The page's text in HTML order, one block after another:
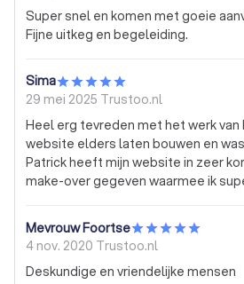
Super snel en komen met goeie
Fijne uitkeg en begeleiding.
Sima
29 mei 2025 Trustoo.nl
Heel erg tevreden met het werk van
website elders laten bouwen en
Patrick heeft mijn website in zeer
make-over gegeven waarmee ik
meteen in één keer goed geweest.
actie, houd je op de hoogte van alle
denkt helemaal mee met wat past bij je
niet niet). Over heel veel dingen had
Mevrouw Foortse
4 nov. 2020 Trustoo.nl
Deskundige en vriendelijke mensen